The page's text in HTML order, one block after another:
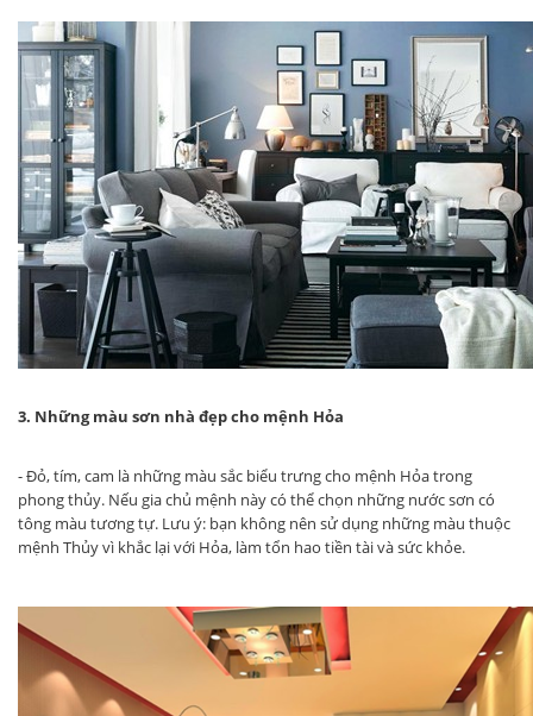
3. Những màu sơn nhà đẹp cho mệnh Hỏa
- Đỏ, tím, cam là những màu sắc biểu trưng cho mệnh Hỏa trong
phong thủy. Nếu gia chủ mệnh này có thể chọn những nước sơn có
tông màu tương tự. Lưu ý: bạn không nên sử dụng những màu thuộc
mệnh Thủy vì khắc lại với Hỏa, làm tổn hao tiền tài và sức khỏe.